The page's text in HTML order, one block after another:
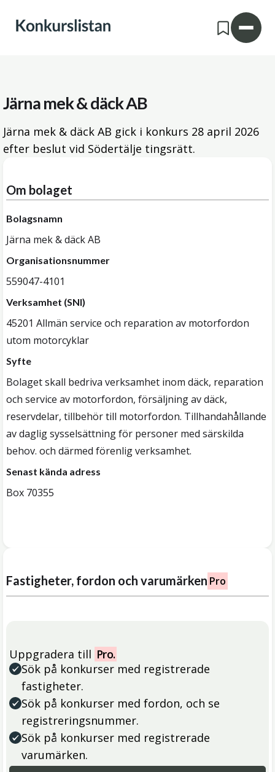
Järna mek & däck AB
Järna mek & däck AB gick i konkurs 28 april 2026
efter beslut vid Södertälje tingsrätt.
Om bolaget
Bolagsnamn
Järna mek & däck AB
Organisationsnummer
559047-4101
Verksamhet (SNI)
45201 Allmän service och reparation av motorfordon
utom motorcyklar
Syfte
Bolaget skall bedriva verksamhet inom däck, reparation
och service av motorfordon, försäljning av däck,
reservdelar, tillbehör till motorfordon. Tillhandahållande
av daglig sysselsättning för personer med särskilda
behov. och därmed förenlig verksamhet.
Senast kända adress
Box 70355
Fastigheter, fordon och varumärken Pro
Uppgradera till Pro.
Sök på konkurser med registrerade
fastigheter.
Sök på konkurser med fordon, och se
registreringsnummer.
Sök på konkurser med registrerade
varumärken.